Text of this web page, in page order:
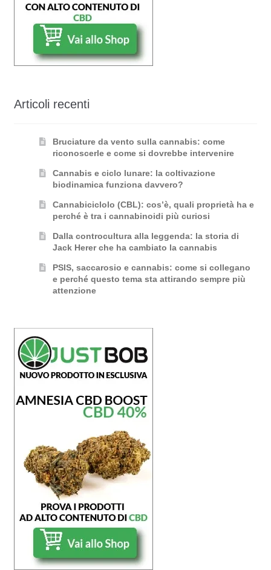
Articoli recenti
Bruciature da vento sulla cannabis: come
riconoscerle e come si dovrebbe intervenire
Cannabis e ciclo lunare: la coltivazione
biodinamica funziona davvero?
Cannabiciclolo (CBL): cos’è, quali proprietà ha e
perché è tra i cannabinoidi più curiosi
Dalla controcultura alla leggenda: la storia di
Jack Herer che ha cambiato la cannabis
PSIS, saccarosio e cannabis: come si collegano
e perché questo tema sta attirando sempre più
attenzione